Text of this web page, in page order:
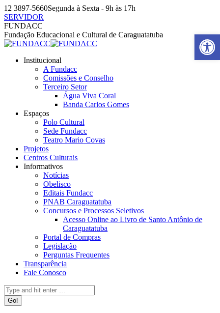
Pular
para
o
conteúdo
12 3897-5660Segunda à Sexta - 9h às 17h
SERVIDOR
Facebook
page
opens
new
Instagram
page
opens
new
YouTube
page
opens
new
FUNDACC
Fundação Educacional e Cultural de Caraguatatuba
Institucional
A Fundacc
Comissões e Conselho
Terceiro Setor
Água Viva Coral
Banda Carlos Gomes
Espaços
Polo Cultural
Sede Fundacc
Teatro Mario Covas
Projetos
Centros Culturais
Informativos
Notícias
Obelisco
Editais Fundacc
PNAB Caraguatatuba
Concursos e Processos Seletivos
Acesso Online ao Livro de Santo Antônio de
Caraguatatuba
Portal de Compras
Legislação
Perguntas Frequentes
Transparência
Fale Conosco
Search:
Barra de